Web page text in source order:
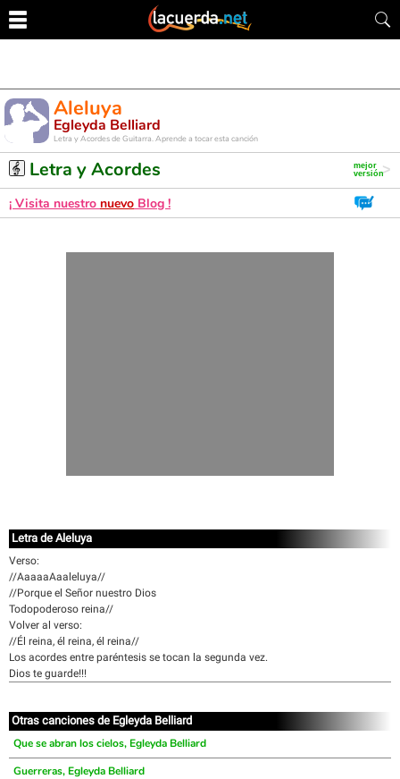
Aleluya
Egleyda Belliard
Letra y Acordes de Guitarra. Aprende a tocar esta canción
Letra y Acordes
¡ Visita nuestro nuevo Blog !
Letra de Aleluya
Verso:
//AaaaaAaaleluya//
//Porque el Señor nuestro Dios
Todopoderoso reina//
Volver al verso:
//Él reina, él reina, él reina//
Los acordes entre paréntesis se tocan la segunda vez.
Dios te guarde!!!
Otras canciones de Egleyda Belliard
Que se abran los cielos, Egleyda Belliard
Guerreras, Egleyda Belliard